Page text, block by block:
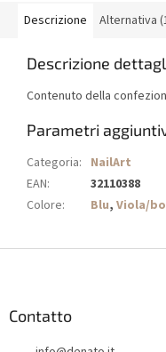
Descrizione Alternativa
Descrizione
Contenuto della
Parametri
Categoria: NailArt
EAN:
32110388
Colore: Blu, Viola/
Contatto